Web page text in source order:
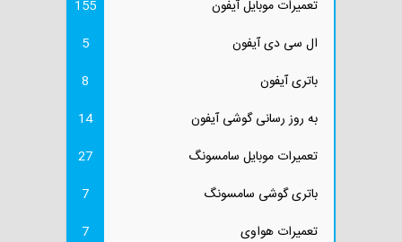
تعمیرات موبایل آیفون
155
ال سی دی آیفون
5
باتری آیفون
8
به روز رسانی گوشی آیفون
14
تعمیرات موبایل سامسونگ
27
باتری گوشی سامسونگ
7
تعمیرات هواوی
7